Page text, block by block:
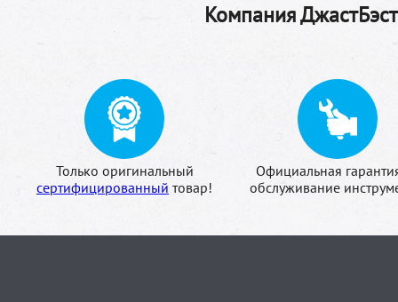
Компания
Только оригинальный
сертифицированный товар!
Официальная
обслуживание